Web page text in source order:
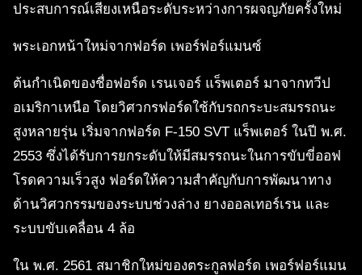
ประสบการณ์เสียงเหนือระดับระหว่างการผจญภัยครั้งใหม่
พระเอกหน้าใหม่จากฟอร์ด เพอร์ฟอร์แมนซ์
ต้นกำเนิดของชื่อฟอร์ด เรนเจอร์ แร็พเตอร์ มาจากทวีป
อเมริกาเหนือ โดยวิศวกรฟอร์ดใช้กับรถกระบะสมรรถนะ
สูงหลายรุ่น เริ่มจากฟอร์ด F-150 SVT แร็พเตอร์ ในปี พ.ศ.
2553 ซึ่งได้รับการยกระดับให้มีสมรรถนะในการขับขี่ออฟ
โรดความเร็วสูง ฟอร์ดให้ความสำคัญกับการพัฒนาทาง
ด้านวิศวกรรมของระบบช่วงล่าง ยางออลเทอร์เรน และ
ระบบขับเคลื่อน 4 ล้อ
ใน พ.ศ. 2561 สมาชิกใหม่ของตระกูลฟอร์ด เพอร์ฟอร์แมน